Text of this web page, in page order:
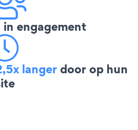
in engagement
langerdoor op hun